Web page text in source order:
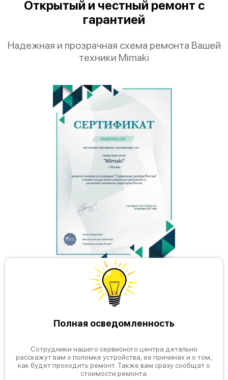
Mimaki JFX500-2131
Mimaki JFX200-2513EX
Mimaki CG-60AR
Mimaki CG-130AR
Открытый и честный ремонт с
гарантией
Надежная и прозрачная схема ремонта Вашей
техники Mimaki
Полная осведомленность
Сотрудники нашего сервисного центра детально
расскажут вам о поломке устройства, ее причинах и о том,
как будет проходить ремонт. Также вам сразу сообщат о
стоимости ремонта.